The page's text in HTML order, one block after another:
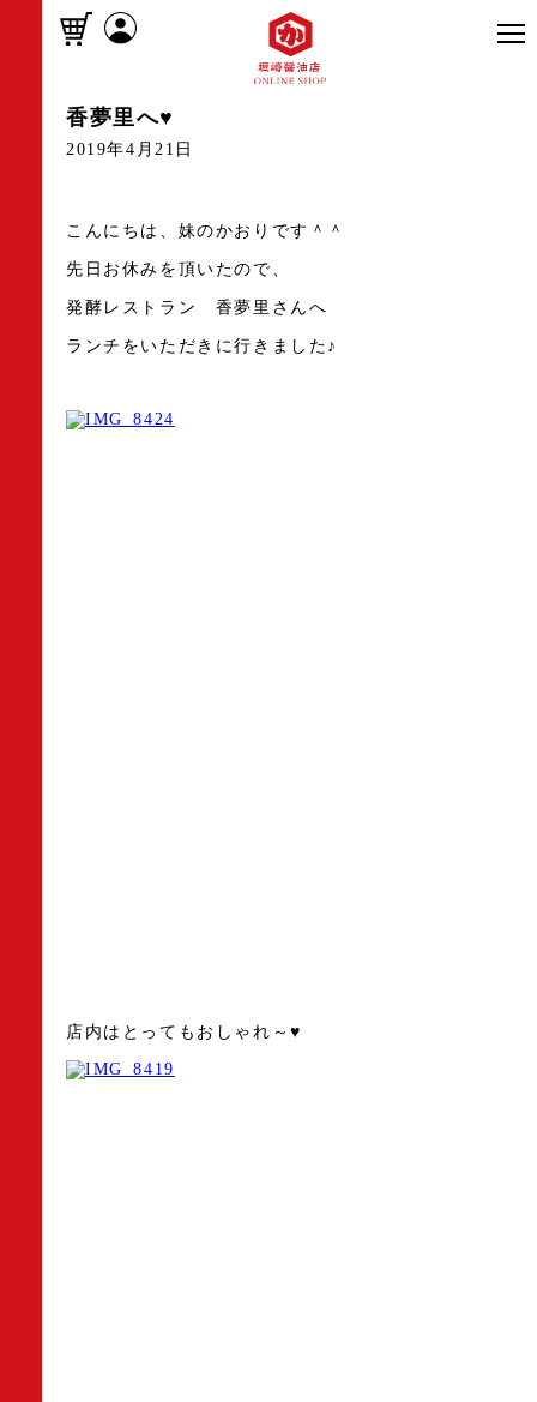
香夢里へ♥
2019年4月21日
こんにちは、妹のかおりです＾＾
先日お休みを頂いたので、
発酵レストラン 香夢里さんへ
ランチをいただきに行きました♪
店内はとってもおしゃれ～♥